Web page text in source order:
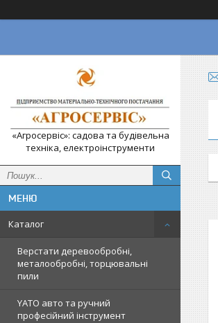
«Агросервіс»: садова та будівельна
техніка, електроінструменти
Каталог
Верстати деревообробні,
металообробні, торцювальні
пили
YATO авто та ручний
професійний інструмент